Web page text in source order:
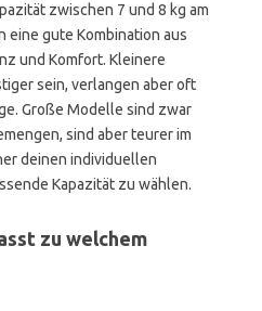
zwischen 7 und 8 kg am
eine gute Kombination aus
und Komfort. Kleinere
sein, verlangen aber oft
Große Modelle sind zwar
sind aber teurer im
deinen individuellen
Kapazität zu wählen.
zu welchem